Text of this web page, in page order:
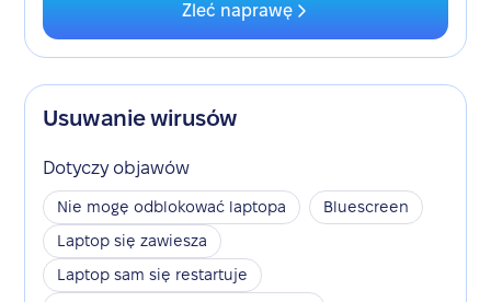
Zleć naprawę
Usuwanie wirusów
Dotyczy objawów
Nie mogę odblokować laptopa
Bluescreen
Laptop się zawiesza
Laptop sam się restartuje